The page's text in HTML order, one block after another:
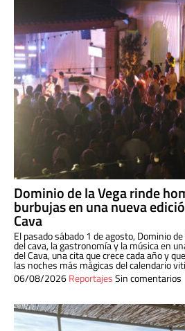
Dominio de la Vega rinde
burbujas en una nueva
Cava
El pasado sábado 1 de agosto, Dominio
del cava, la gastronomía y la música en
del Cava, una cita que crece cada año y
las noches más mágicas del calendario
06/08/2026ReportajesSin comentarios